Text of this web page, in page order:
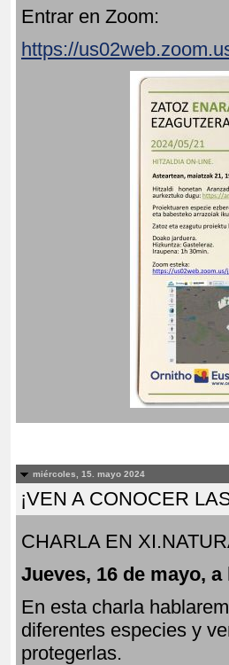
Entrar en Zoom:
https://
miércoles, 15. mayo 2024
¡VEN A CONOCER
CHARLA EN
Jueves, 16 de mayo,
En esta charla
diferentes especies y
protegerlas.